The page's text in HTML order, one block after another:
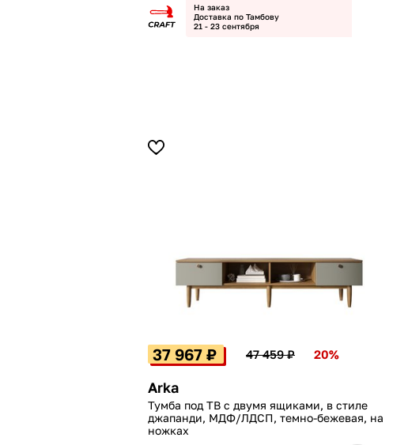
На заказ
Доставка по Тамбову
21 - 23 сентября
37 967 ₽ 47 459 ₽ 20%
Arka
Тумба под ТВ с двумя ящиками, в стиле
джапанди, МДФ/ЛДСП, темно-бежевая, на
ножках